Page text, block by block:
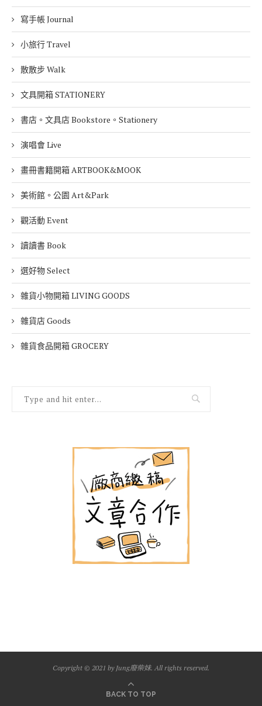
寫手帳 Journal
小旅行 Travel
散散步 Walk
文具開箱 STATIONERY
書店。文具店 Bookstore。Stationery
演唱會 Live
畫冊書籍開箱 ARTBOOK&MOOK
美術館。公園 Art&Park
觀活動 Event
讀讀書 Book
選好物 Select
雜貨小物開箱 LIVING GOODS
雜貨店 Goods
雜貨食品開箱 GROCERY
Copyright © 2021 by Jung廢柴妹. All rights reserved.
BACK TO TOP